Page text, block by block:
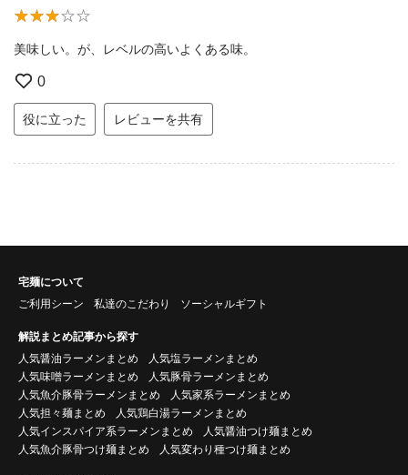
美味しい。が、レベルの高いよくある味。
0
役に立った レビューを共有
宅麺について
ご利用シーン
私達のこだわり ソーシャルギフト
解説まとめ記事から探す
人気醤油ラーメンまとめ
人気塩ラーメンまとめ
人気味噌ラーメンまとめ
人気豚骨ラーメンまとめ
人気魚介豚骨ラーメンまとめ
人気家系ラーメンまとめ
人気担々麺まとめ
人気鶏白湯ラーメンまとめ
人気インスパイア系ラーメンまとめ
人気醤油つけ麺まとめ
人気魚介豚骨つけ麺まとめ
人気変わり種つけ麺まとめ